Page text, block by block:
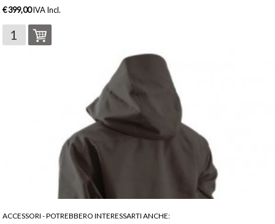
€ 399,00IVA Incl.
ACCESSORI - POTREBBERO INTERESSARTI ANCHE: